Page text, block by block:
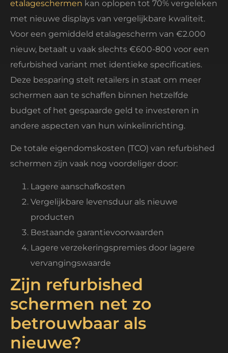
etalageschermen kan oplopen tot 70% vergeleken
met nieuwe displays van vergelijkbare kwaliteit.
Voor een gemiddeld etalagescherm van €2.000
nieuw, betaalt u vaak slechts €600-800 voor een
refurbished variant met identieke specificaties.
Deze besparing stelt retailers in staat om meer
schermen aan te schaffen binnen hetzelfde
budget of het gespaarde geld te investeren in
andere aspecten van hun winkelinrichting.
De totale eigendomskosten (TCO) van refurbished
schermen zijn vaak nog voordeliger door:
Lagere aanschafkosten
Vergelijkbare levensduur als nieuwe
producten
Bestaande garantievoorwaarden
Lagere verzekeringspremies door lagere
vervangingswaarde
Zijn refurbished
schermen net zo
betrouwbaar als
nieuwe?